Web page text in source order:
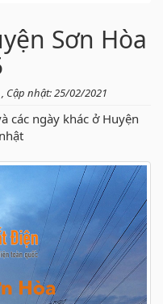
Sơn Hòa
, Cập nhật: 25/02/2021
các ngày khác ở Huyện